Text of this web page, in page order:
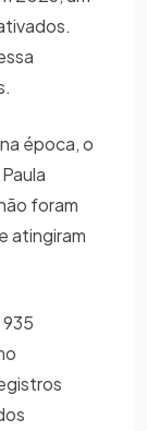
época, o
foram
atingiram